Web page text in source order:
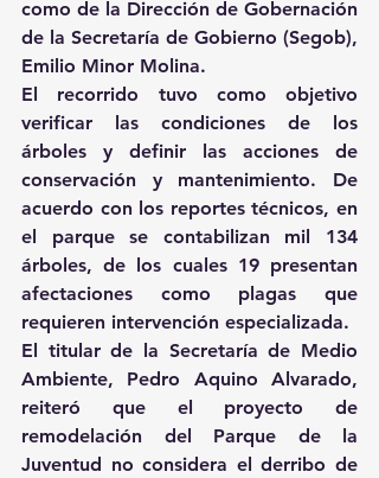
como de la Dirección de Gobernación
de la Secretaría de Gobierno (Segob),
Emilio Minor Molina.
El recorrido tuvo como objetivo
verificar las condiciones de los
árboles y definir las acciones de
conservación y mantenimiento. De
acuerdo con los reportes técnicos, en
el parque se contabilizan mil 134
árboles, de los cuales 19 presentan
afectaciones como plagas que
requieren intervención especializada.
El titular de la Secretaría de Medio
Ambiente, Pedro Aquino Alvarado,
reiteró que el proyecto de
remodelación del Parque de la
Juventud no considera el derribo de